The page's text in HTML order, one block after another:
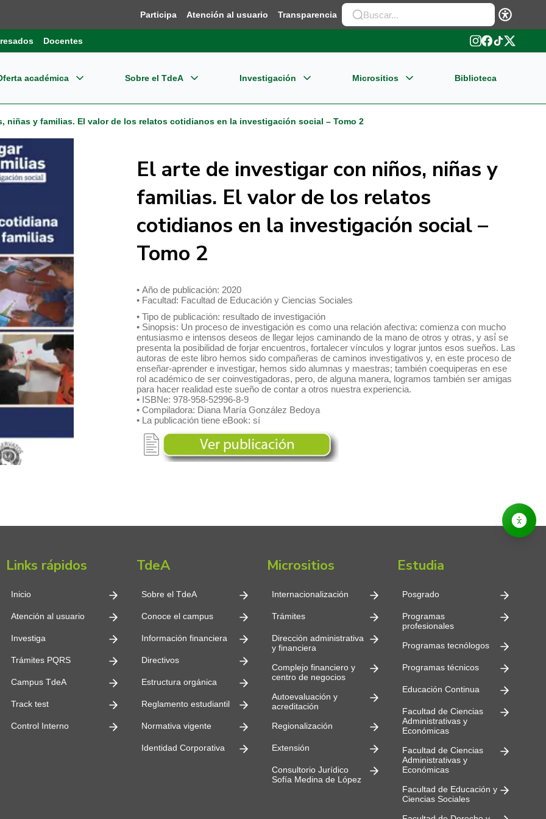
Participa Atención al usuario Transparencia
Docentes
académica
Profesionales
Técnicos
Continua
Sobre el TdeA
el TdeA Directivos
Estratégicas
Reglamento Estudiantil
financiera Normativas vigentes
Investigación
de Investigación
Micrositios
Bienestar Universitario
Innovación
Financiero y Centro de Negocios Consultorio Jurídico Sofia Medina de Lopez
Biblioteca
niñas y familias. El valor de los relatos cotidianos en la investigación social – Tomo 2
El arte de investigar con niños, niñas y
familias. El valor de los relatos
cotidianos en la investigación social –
Tomo 2
• Año de publicación: 2020
• Facultad: Facultad de Educación y Ciencias Sociales
• Tipo de publicación: resultado de investigación
• Sinopsis: Un proceso de investigación es como una relación afectiva: comienza con mucho
entusiasmo e intensos deseos de llegar lejos caminando de la mano de otros y otras, y así́ se
presenta la posibilidad de forjar encuentros, fortalecer vínculos y lograr juntos esos sueños. Las
autoras de este libro hemos sido compañeras de caminos investigativos y, en este proceso de
enseñar-aprender e investigar, hemos sido alumnas y maestras; también coequiperas en ese
rol académico de ser coinvestigadoras, pero, de alguna manera, logramos también ser amigas
para hacer realidad este sueño de contar a otros nuestra experiencia.
• ISBNe: 978-958-52996-8-9
• Compiladora: Diana María González Bedoya
• La publicación tiene eBook: sí
Links rápidos
Inicio
Atención al usuario
Investiga
Trámites PQRS
Campus TdeA
Track test
Control Interno
TdeA
Sobre el TdeA
Conoce el campus
Información financiera
Directivos
Estructura orgánica
Reglamento estudiantil
Normativa vigente
Identidad Corporativa
Micrositios
Internacionalización
Trámites
Dirección administrativa
y financiera
Complejo financiero y
centro de negocios
Autoevaluación y
acreditación
Regionalización
Extensión
Consultorio Jurídico
Sofía Medina de López
Estudia
Posgrado
Programas
profesionales
Programas tecnólogos
Programas técnicos
Educación Continua
Facultad de Ciencias
Administrativas y
Económicas
Facultad de Ciencias
Administrativas y
Económicas
Facultad de Educación y
Ciencias Sociales